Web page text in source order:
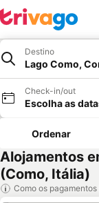
Destino
Lago Como,
Check-in/out
Escolha as
Ordenar
Alojamentos
(Como, Itália)
Como os